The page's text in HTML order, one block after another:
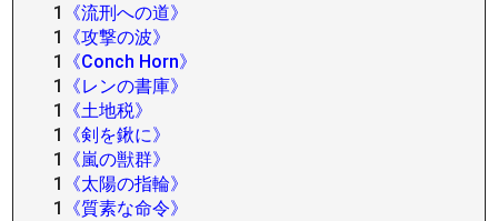
1
《流刑への道》
1
《攻撃の波》
1
《Conch Horn》
1
《レンの書庫》
1
《土地税》
1
《剣を鍬に》
1
《嵐の獣群》
1
《太陽の指輪》
1
《質素な命令》